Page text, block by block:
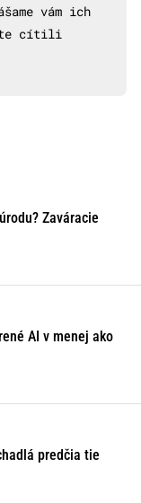
vám ich
cítili
Zaváracie
AI v menej ako
predčia tie